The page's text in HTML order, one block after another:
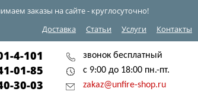
заказы на сайте - круглосуточно!
Доставка
Статьи Услуги Контакты
4-101
01-85
30-03
звонок бесплатный
с 9:00 до 18:00 пн.-пт.
zakaz@unfire-shop.ru